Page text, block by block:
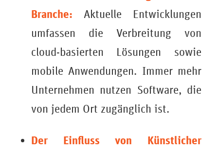
Branche: Aktuelle Entwicklungen
umfassen die Verbreitung von
cloud-basierten Lösungen sowie
mobile Anwendungen. Immer mehr
Unternehmen nutzen Software, die
von jedem Ort zugänglich ist.
Der Einfluss von Künstlicher